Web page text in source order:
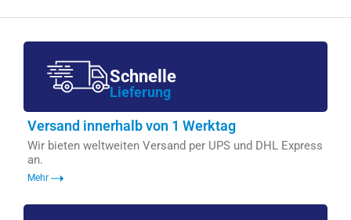
Schnelle
Lieferung
Versand innerhalb von 1 Werktag
Wir bieten weltweiten Versand per UPS und DHL Express
an.
Mehr